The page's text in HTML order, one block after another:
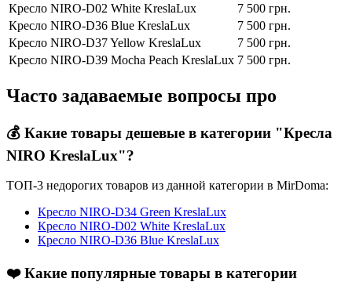
Кресло NIRO-D02 White KreslaLux
7 500 грн.
Кресло NIRO-D36 Blue KreslaLux
7 500 грн.
Кресло NIRO-D37 Yellow KreslaLux
7 500 грн.
Кресло NIRO-D39 Mocha Peach KreslaLux 7 500 грн.
Часто задаваемые вопросы про
💰 Какие товары дешевые в категории "Кресла
NIRO KreslaLux"?
ТОП-3 недорогих товаров из данной категории в MirDoma:
Кресло NIRO-D34 Green KreslaLux
Кресло NIRO-D02 White KreslaLux
Кресло NIRO-D36 Blue KreslaLux
❤️ Какие популярные товары в категории